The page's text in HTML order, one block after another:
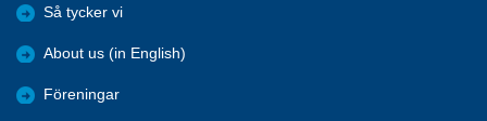
Så tycker vi
About us (in English)
Föreningar